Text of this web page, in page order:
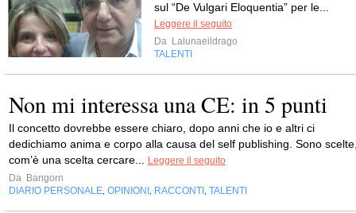
sul “De Vulgari Eloquentia” per le...
Leggere il seguito
Da Lalunaeildrago
TALENTI
Non mi interessa una CE: in 5 punti
Il concetto dovrebbe essere chiaro, dopo anni che io e altri ci
dedichiamo anima e corpo alla causa del self publishing. Sono
com’è una scelta cercare...
Leggere il seguito
Da Bangorn
DIARIO PERSONALE OPINIONI RACCONTI TALENTI